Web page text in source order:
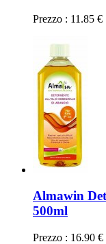
Prezzo : 11.85 €
Almawin
500ml
Prezzo : 16.90 €